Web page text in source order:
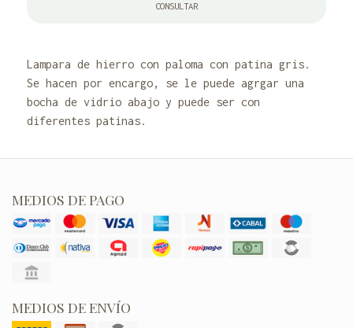
CONSULTAR
Lampara de hierro con paloma con patina gris.
Se hacen por encargo, se le puede agrgar una
bocha de vidrio abajo y puede ser con
diferentes patinas.
MEDIOS DE PAGO
MEDIOS DE ENVÍO